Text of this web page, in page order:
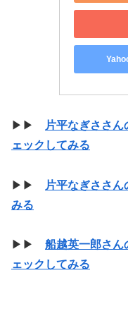
▶▶
片平なぎささ
ェックしてみる
▶▶
片平なぎささ
みる
▶▶ 船越英一郎さん
ェックしてみる